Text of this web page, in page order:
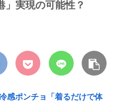
」実現の可能性？
感ポンチョ「着るだけで体